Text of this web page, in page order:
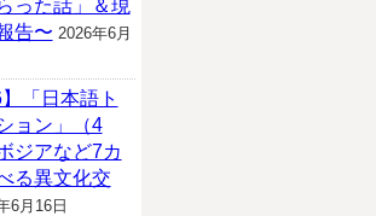
った話」＆現
告〜 2026年6月
】「日本語ト
ョン」（4
ジアなど7カ
る異文化交
6月16日